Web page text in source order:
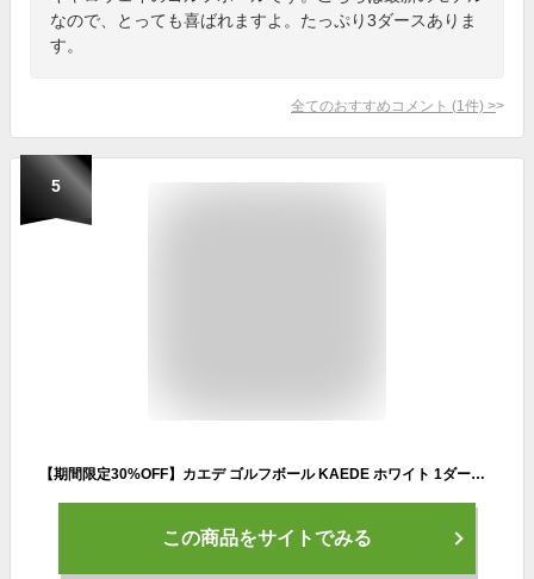
なので、とっても喜ばれますよ。たっぷり3ダースありま
す。
全てのおすすめコメント (1 件) >
5
【期間限定30%OFF】カエデ ゴルフボール KAEDE ホワイト 1ダース カラー SASO サソー 上司 プレゼント 飛距離アップ 高級 レディース コンペ ホールインワン 記念 マイボール 就職祝 お歳暮 クリスマス 父の日
この商品をサイトでみる